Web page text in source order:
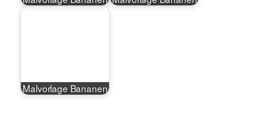
Malvorlage Bananen